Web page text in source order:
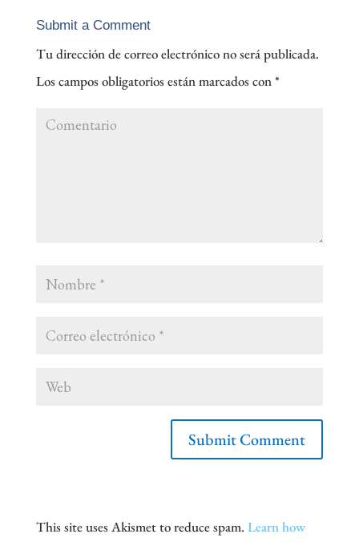
Submit a Comment
Tu dirección de correo electrónico no será publicada.
Los campos obligatorios están marcados con*
This site uses Akismet to reduce spam. Learn how